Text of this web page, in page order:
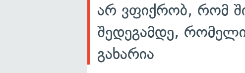
არ ვფიქრობ, რომ
შედეგამდე,
გახარია